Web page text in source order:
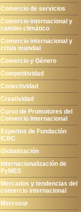
Comercio de servicios
Comercio internacional y
cambio climático
Comercio internacional y
crisis mundial
Comercio y Género
Competitividad
Conectividad
Creatividad
Curso de Promotores del
Comercio Internacional
Expertos de Fundación
ICBC
Globalización
Internacionalización de
PyMES
Mercados y tendencias del
comercio internacional
Mercosur